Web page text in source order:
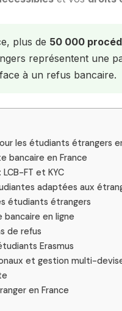
plus de 50 000
représentent une
à un refus bancaire.
les étudiants étrangers
bancaire en France
FT et KYC
adaptées aux
étudiants étrangers
en ligne
de refus
Erasmus
et gestion multi-
en France